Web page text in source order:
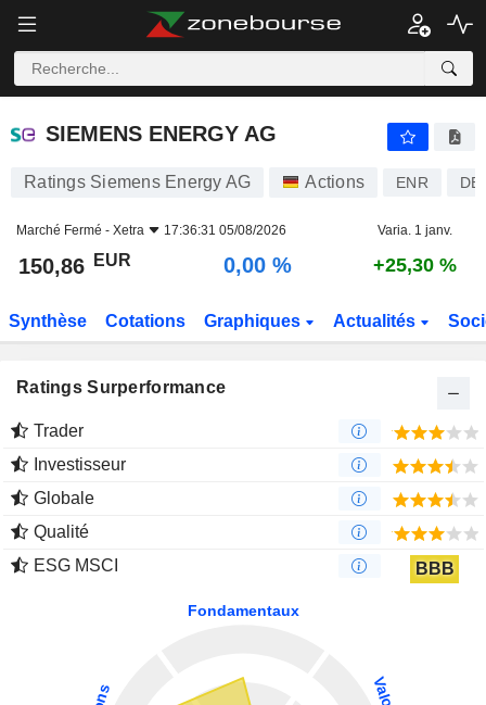
SIEMENS ENERGY AG
SIEMENS ENERGY AG
Ratings Siemens Energy AG Actions ENR
Marché Fermé - Xetra 17:36:31 05/08/2026 Varia. 1 janv.
150,86 EUR 0,00 % +25,30 %
Synthèse Cotations Graphiques Actualités
Ratings Surperformance
Trader
Investisseur
Globale
Qualité
ESG MSCI
BBB